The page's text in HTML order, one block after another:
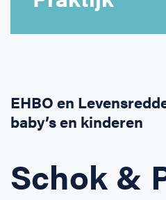
BHV voor Primair
EHBO voor Sportclubs
Levensreddend
Zakelijk veelgestelde
Direct boeken
EHBO en
baby’s en kinderen
Schok &